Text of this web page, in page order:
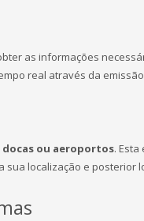
as informações
real através da
ou aeroportos.
localização e posterior